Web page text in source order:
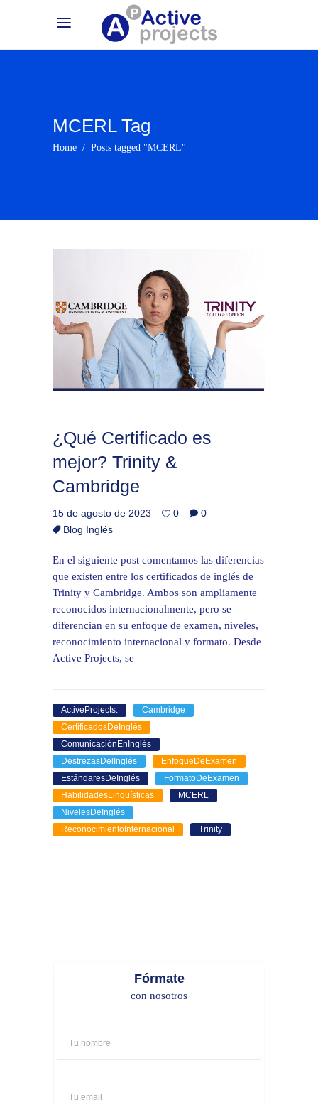
MCERL Tag
Home / Posts tagged "MCERL"
¿Qué Certificado es
mejor? Trinity &
Cambridge
15 de agosto de 2023 0
0
Blog Inglés
En el siguiente post comentamos las diferencias
que existen entre los certificados de inglés de
Trinity y Cambridge. Ambos son ampliamente
reconocidos internacionalmente, pero se
diferencian en su enfoque de examen, niveles,
reconocimiento internacional y formato. Desde
Active Projects, se
ActiveProjects.
Cambridge
CertificadosDeInglés
ComunicaciónEnInglés
DestrezasDelInglés
EnfoqueDeExamen
EstándaresDeInglés
FormatoDeExamen
HabilidadesLingüísticas
MCERL
NivelesDeInglés
ReconocimientoInternacional
Trinity
Fórmate
con nosotros